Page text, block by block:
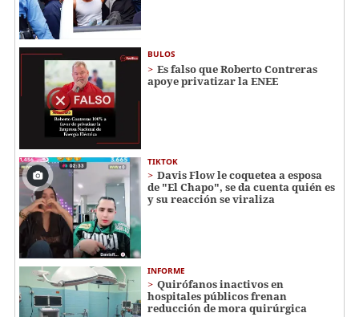
BULOS
Es falso que Roberto Contreras
apoye privatizar la ENEE
TIKTOK
Davis Flow le coquetea a esposa
de "El Chapo", se da cuenta quién es
y su reacción se viraliza
INFORME
Quirófanos inactivos en
hospitales públicos frenan
reducción de mora quirúrgica